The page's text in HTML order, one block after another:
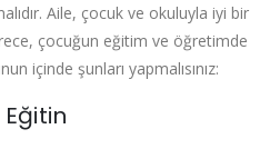
Aile, çocuk ve okuluyla iyi bir
çocuğun eğitim ve öğretimde
içinde şunları yapmalısınız: